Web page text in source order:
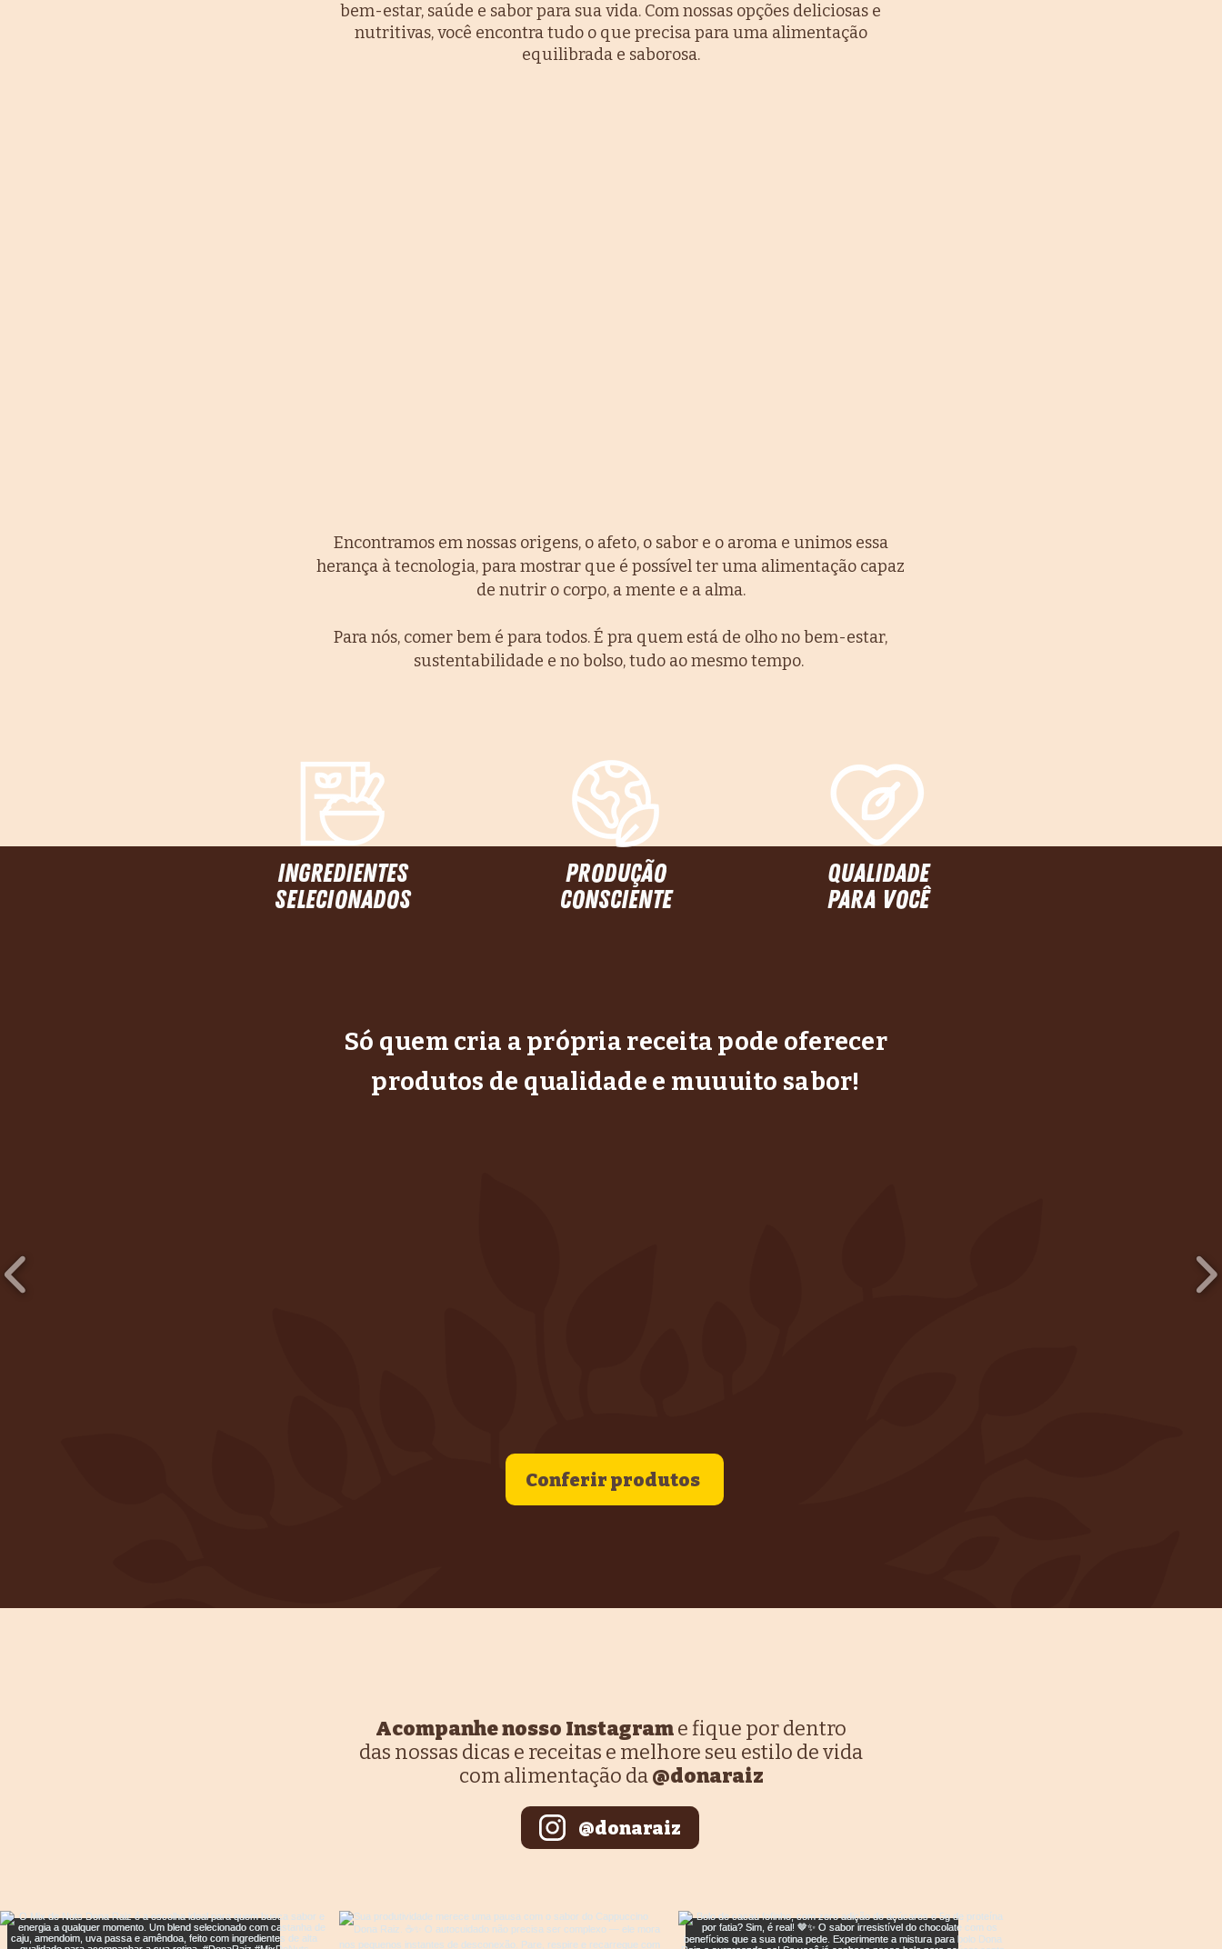
bem-estar, saúde e sabor para sua vida. Com nossas opções deliciosas e
nutritivas, você encontra tudo o que precisa para uma alimentação
equilibrada e saborosa.
Encontramos em nossas origens, o afeto, o sabor e o aroma e unimos essa
herança à tecnologia, para mostrar que é possível ter uma alimentação capaz
de nutrir o corpo, a mente e a alma.
Para nós, comer bem é para todos. É pra quem está de olho no bem-estar,
sustentabilidade e no bolso, tudo ao mesmo tempo.
Só quem cria a própria receita pode oferecer
produtos de qualidade e muuuito sabor!
Conferir produtos
ingredientes
selecionados
produção
consciente
qualidade
para você
Acompanhe nosso Instagrame fique por dentro
das nossas dicas e receitas e melhore seu estilo de vida
com alimentação da@donaraiz
@donaraiz